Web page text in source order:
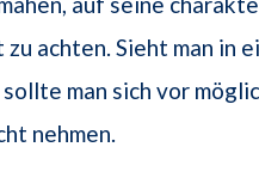
achten. Sieht man in
sollte man sich vor
nehmen.